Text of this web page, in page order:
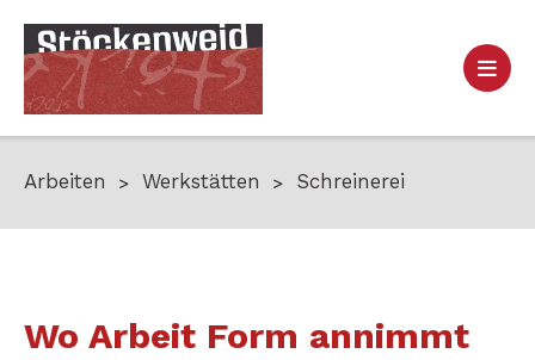
Arbeiten Werkstätten Schreinerei
Wo Arbeit Form annimmt